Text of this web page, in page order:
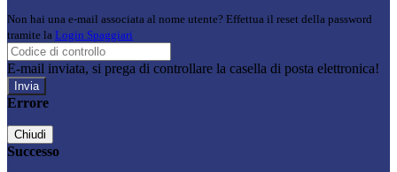
Non hai una e-mail associata al nome utente? Effettua il reset della password
tramite la Login Spaggiari
E-mail inviata, si prega di controllare la casella di posta elettronica!
Errore
Chiudi
Successo